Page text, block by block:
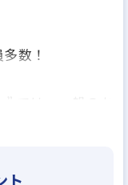
数！
では、一般のお
ト